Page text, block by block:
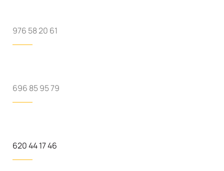
976 58 20 61
696 85 95 79
620 44 17 46